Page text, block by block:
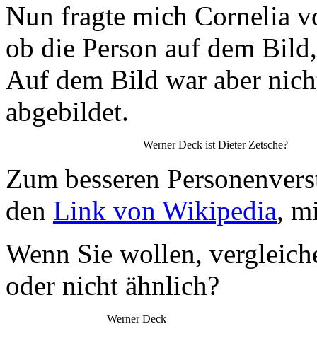
Nun fragte mich Cornelia
ob die Person auf dem
Auf dem Bild war aber
abgebildet.
Werner Deck ist Dieter Zetsche?
Zum besseren
den Link von Wikipedia,
Wenn Sie wollen,
oder nicht ähnlich?
Werner Deck